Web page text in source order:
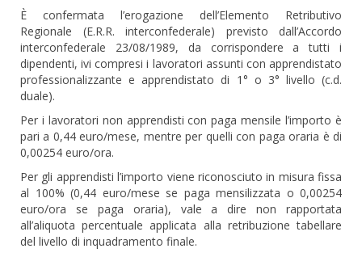
È confermata l’erogazione dell’Elemento Retributivo
Regionale (E.R.R. interconfederale) previsto dall’Accordo
interconfederale 23/08/1989, da corrispondere a tutti i
dipendenti, ivi compresi i lavoratori assunti con apprendistato
professionalizzante e apprendistato di 1° o 3° livello (c.d.
duale).
Per i lavoratori non apprendisti con paga mensile l’importo è
pari a 0,44 euro/mese, mentre per quelli con paga oraria è di
0,00254 euro/ora.
Per gli apprendisti l’importo viene riconosciuto in misura fissa
al 100% (0,44 euro/mese se paga mensilizzata o 0,00254
euro/ora se paga oraria), vale a dire non rapportata
all’aliquota percentuale applicata alla retribuzione tabellare
del livello di inquadramento finale.